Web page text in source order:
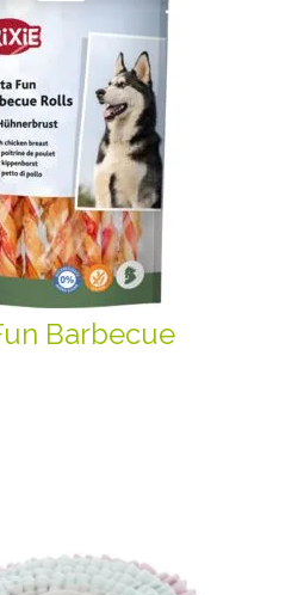
Barbecue